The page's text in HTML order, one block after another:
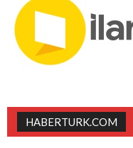
HABERTURK.COM